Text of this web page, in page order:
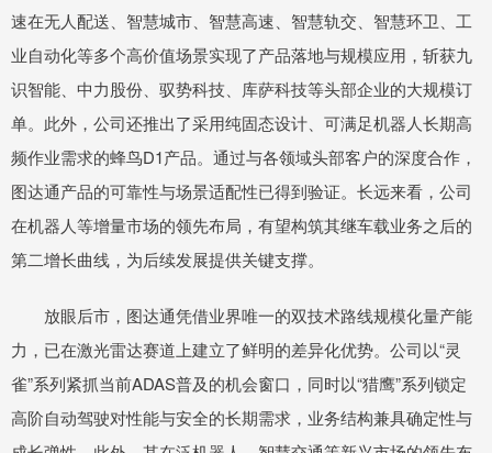
速在无人配送、智慧城市、智慧高速、智慧轨交、智慧环卫、工
业自动化等多个高价值场景实现了产品落地与规模应用，斩获九
识智能、中力股份、驭势科技、库萨科技等头部企业的大规模订
单。此外，公司还推出了采用纯固态设计、可满足机器人长期高
频作业需求的蜂鸟D1产品。通过与各领域头部客户的深度合作，
图达通产品的可靠性与场景适配性已得到验证。长远来看，公司
在机器人等增量市场的领先布局，有望构筑其继车载业务之后的
第二增长曲线，为后续发展提供关键支撑。
放眼后市，图达通凭借业界唯一的双技术路线规模化量产能
力，已在激光雷达赛道上建立了鲜明的差异化优势。公司以“灵
雀”系列紧抓当前ADAS普及的机会窗口，同时以“猎鹰”系列锁定
高阶自动驾驶对性能与安全的长期需求，业务结构兼具确定性与